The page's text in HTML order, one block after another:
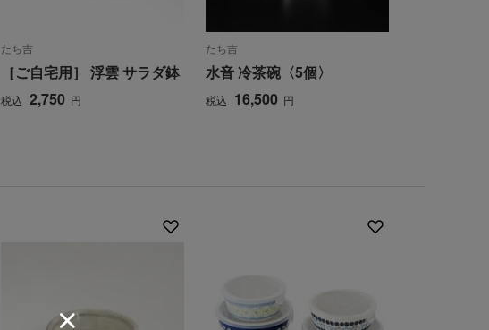
たち吉
［ご自宅用］ 浮雲 サラダ鉢
税込 2,750 円
たち吉
水音 冷茶碗〈5個〉
税込 16,500 円